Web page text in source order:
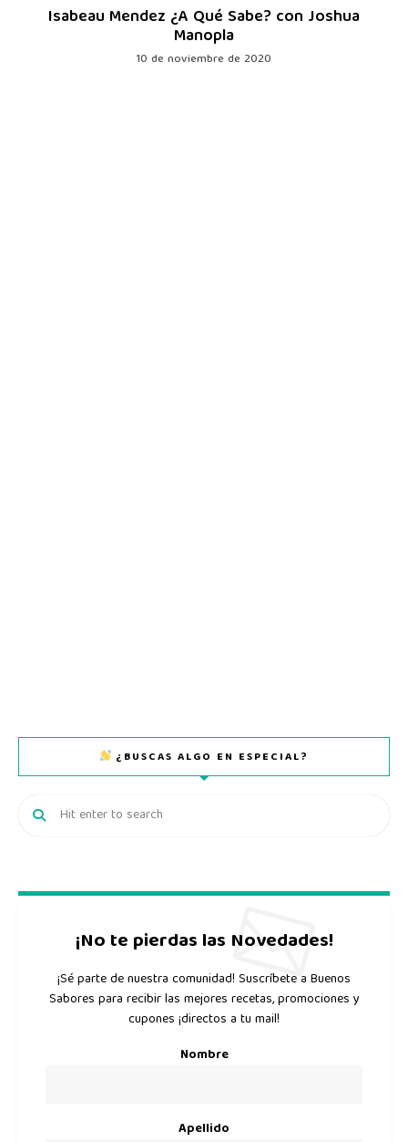
Isabeau Mendez ¿A Qué Sabe? con Joshua
Manopla
10 de noviembre de 2020
¿BUSCAS ALGO EN ESPECIAL?
¡No te pierdas las Novedades!
¡Sé parte de nuestra comunidad! Suscríbete a Buenos
Sabores para recibir las mejores recetas, promociones y
cupones ¡directos a tu mail!
Nombre
Apellido